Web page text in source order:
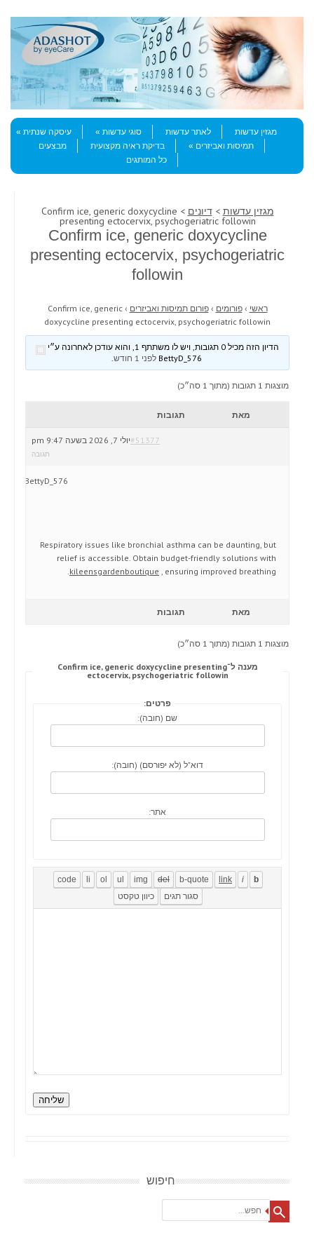
Menu
Skip to content
מגזין עדשות
לאתר עדשות סוגי עדשות
עיסקה שנתית
תמיסות ואביזרים
בדיקת ראיה מקצועית
מבצעים
כל המותגים
מגזין עדשות >דיונים > Confirm ice, generic doxycycline
presenting ectocervix, psychogeriatric followin
Confirm ice, generic doxycycline
presenting ectocervix, psychogeriatric
followin
ראשי › פורומים › פורום תמיסות ואביזרים ›
Confirm ice, generic
doxycycline presenting ectocervix, psychogeriatric followin
הדיון הזה מכיל 0 תגובות, ויש לו משתתף 1, והוא עודכן לאחרונה ע״י
לפני 1 חודש .
מוצגות 1 תגובות (מתוך 1 סה״כ)
מאת תגובות
יולי 7, 2026 בשעה 9:47 pm#51377
תגובה
BettyD_576
Respiratory issues like bronchial asthma can be daunting, but
relief is accessible. Obtain budget-friendly solutions with
kileensgardenboutique , ensuring improved breathing.
מאת תגובות
מוצגות 1 תגובות (מתוך 1 סה״כ)
מענה ל־Confirm ice, generic doxycycline presenting
ectocervix, psychogeriatric followin
פרטים:
שם (חובה):
דוא"ל (לא יפורסם) (חובה):
אתר:
שליחה
חיפוש